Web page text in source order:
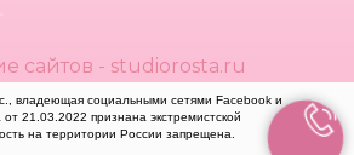
сайтов - studiorosta.ru
владеющая социальными сетями Facebook и
21.03.2022 признана экстремистской
на территории России запрещена.